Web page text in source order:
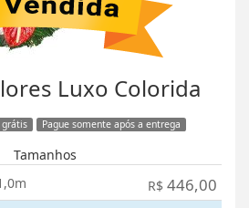
Luxo Colorida
grátis Pague somente após a entrega
Tamanhos
R$ 446,00